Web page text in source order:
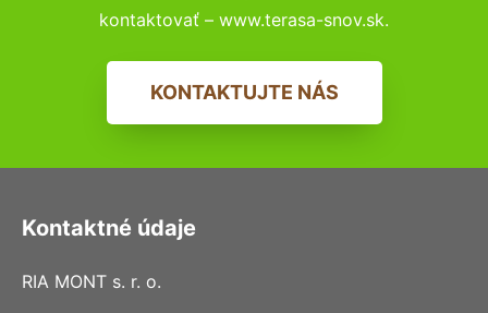
kontaktovať – www.terasa-snov.sk.
KONTAKTUJTE NÁS
Kontaktné údaje
RIA MONT s. r. o.